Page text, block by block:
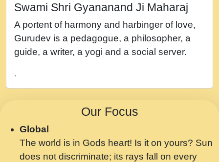
नह भरस रह लडडल... अपन खट करम क !!!! मह दद
सहर चरण क .....mp3
बगड नसब कसन सवर तर बगर Shri ravinandan
shastri ji maharaj.mp3
Chahe Ram Ho Chahe Shyam Ho.mp3
मझ अपन जवन बनन न आय, रठ हर क मनन न आय
Shri ravinandan shastri ji maharaj.mp3
Swami Shri Gyananand Ji Maharaj
A portent of harmony and harbinger of love,
Gurudev is a pedagogue, a philosopher, a
guide, a writer, a yogi and a social server.
.
Our Focus
Global
The world is in Gods heart! Is it on yours? Sun
does not discriminate; its rays fall on every